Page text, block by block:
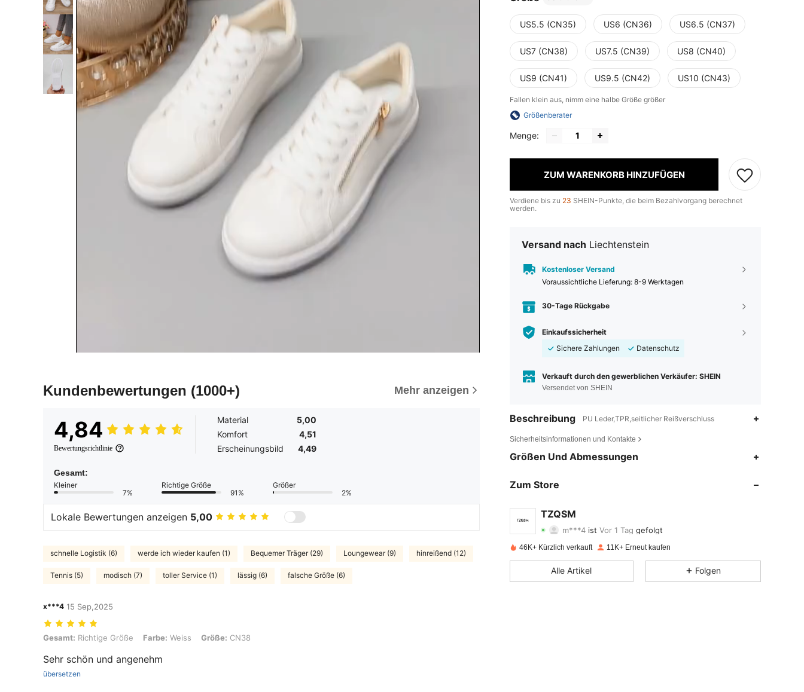
Kundenbewertungen (1000+) Mehr anzeigen
4,84
Bewertungsrichtlinie
Material
5,00
Komfort
4,51
Erscheinungsbild
4,49
Gesamt:
Kleiner
7%
Richtige Größe
91%
Größer
2%
Lokale Bewertungen anzeigen 5,00
schnelle Logistik (6) werde ich wieder kaufen (1) Bequemer Träger (29) Loungewear (9) hinreißend (12)
Tennis (5) modisch (7) toller Service (1) lässig (6) falsche Größe (6)
x***4 15 Sep,2025
Gesamt: Richtige Größe, Farbe: Weiss, Größe: CN38
Gesamt: Richtige Größe Farbe: Weiss Größe: CN38
Sehr schön und angenehm
übersetzen
US5.5 (CN35) US6 (CN36) US6.5 (CN37)
US7 (CN38) US7.5 (CN39) US8 (CN40)
US9 (CN41) US9.5 (CN42) US10 (CN43)
Fallen klein aus, nimm eine halbe Größe größer
Größenberater
Menge:
ZUM WARENKORB HINZUFÜGEN
Verdiene bis zu 23 SHEIN-Punkte, die beim Bezahlvorgang berechnet
werden.
Versand nach Liechtenstein
Kostenloser Versand
Voraussichtliche Lieferung: 8-9 Werktagen
30-Tage Rückgabe
Einkaufssicherheit
Sichere Zahlungen
Datenschutz
Verkauft durch den gewerblichen Verkäufer: SHEIN
Versendet von SHEIN
Beschreibung PU Leder,TPR,seitlicher Reißverschluss
Sicherheitsinformationen und Kontakte
Größen Und Abmessungen
Zum Store
TZQSM
4,85 Bewertung 158Artikel 1.6K
4,85 158 1.6K
46K+ Kürzlich verkauft 11K+ Erneut kaufen
Alle Artikel Folgen